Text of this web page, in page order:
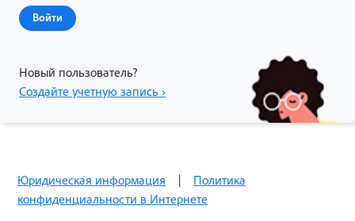
Войти
Новый пользователь?
Создайте учетную запись ›
Юридическая информация | Политика
конфиденциальности в Интернете